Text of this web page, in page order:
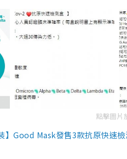
點擊圖片
】Good Mask發售3款抗原快速